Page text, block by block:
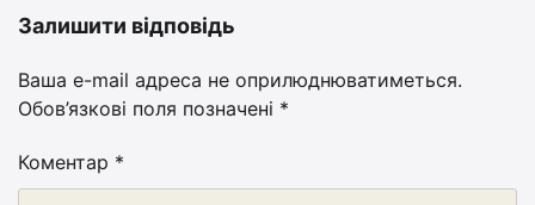
Залишити відповідь
Ваша e-mail адреса не оприлюднюватиметься.
Обов’язкові поля позначені *
Коментар *